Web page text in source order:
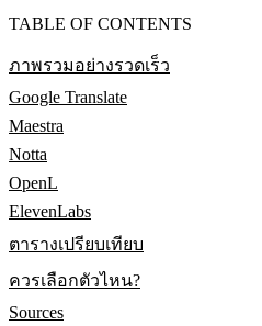
TABLE OF CONTENTS
ภาพรวมอย่างรวดเร็ว
Google Translate
Maestra
Notta
OpenL
ElevenLabs
ตารางเปรียบเทียบ
ควรเลือกตัวไหน?
Sources